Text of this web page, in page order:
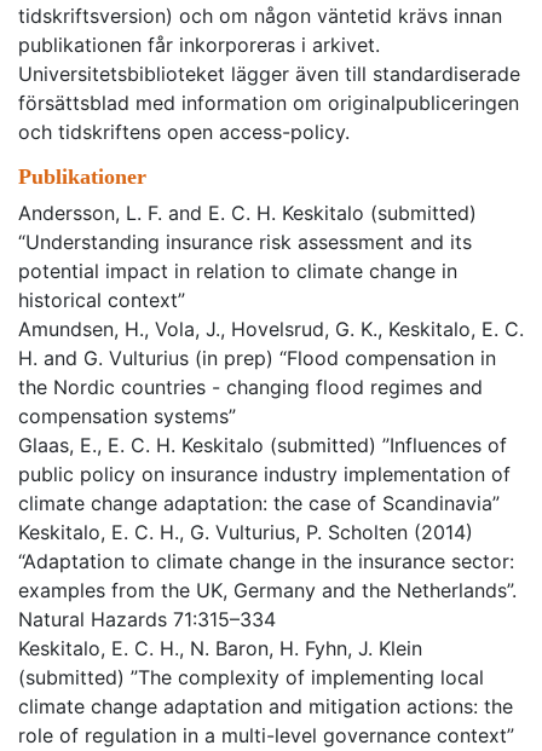
tidskriftsversion) och om någon väntetid krävs innan
publikationen får inkorporeras i arkivet.
Universitetsbiblioteket lägger även till standardiserade
försättsblad med information om originalpubliceringen
och tidskriftens open access-policy.
Publikationer
Andersson, L. F. and E. C. H. Keskitalo (submitted)
“Understanding insurance risk assessment and its
potential impact in relation to climate change in
historical context”
Amundsen, H., Vola, J., Hovelsrud, G. K., Keskitalo, E. C.
H. and G. Vulturius (in prep) “Flood compensation in
the Nordic countries - changing flood regimes and
compensation systems”
Glaas, E., E. C. H. Keskitalo (submitted) ”Influences of
public policy on insurance industry implementation of
climate change adaptation: the case of Scandinavia”
Keskitalo, E. C. H., G. Vulturius, P. Scholten (2014)
“Adaptation to climate change in the insurance sector:
examples from the UK, Germany and the Netherlands”.
Natural Hazards 71:315–334
Keskitalo, E. C. H., N. Baron, H. Fyhn, J. Klein
(submitted) ”The complexity of implementing local
climate change adaptation and mitigation actions: the
role of regulation in a multi-level governance context”